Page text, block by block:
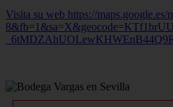
Visita su web https://